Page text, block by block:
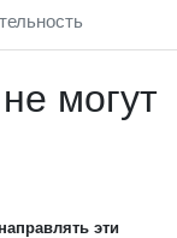
могут
эти